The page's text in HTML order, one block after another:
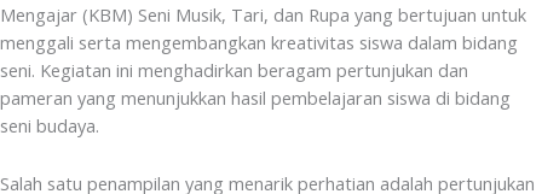
Mengajar (KBM) Seni Musik, Tari, dan Rupa yang bertujuan untuk
menggali serta mengembangkan kreativitas siswa dalam bidang
seni. Kegiatan ini menghadirkan beragam pertunjukan dan
pameran yang menunjukkan hasil pembelajaran siswa di bidang
seni budaya.
Salah satu penampilan yang menarik perhatian adalah pertunjukan